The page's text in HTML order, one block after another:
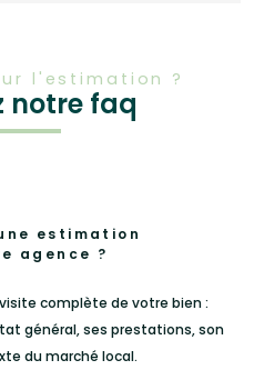
estimation
pour
bien
de mon bien
l'estimation ?
notre faq
estimation
agence ?
complète de votre bien :
général, ses prestations, son
du marché local.